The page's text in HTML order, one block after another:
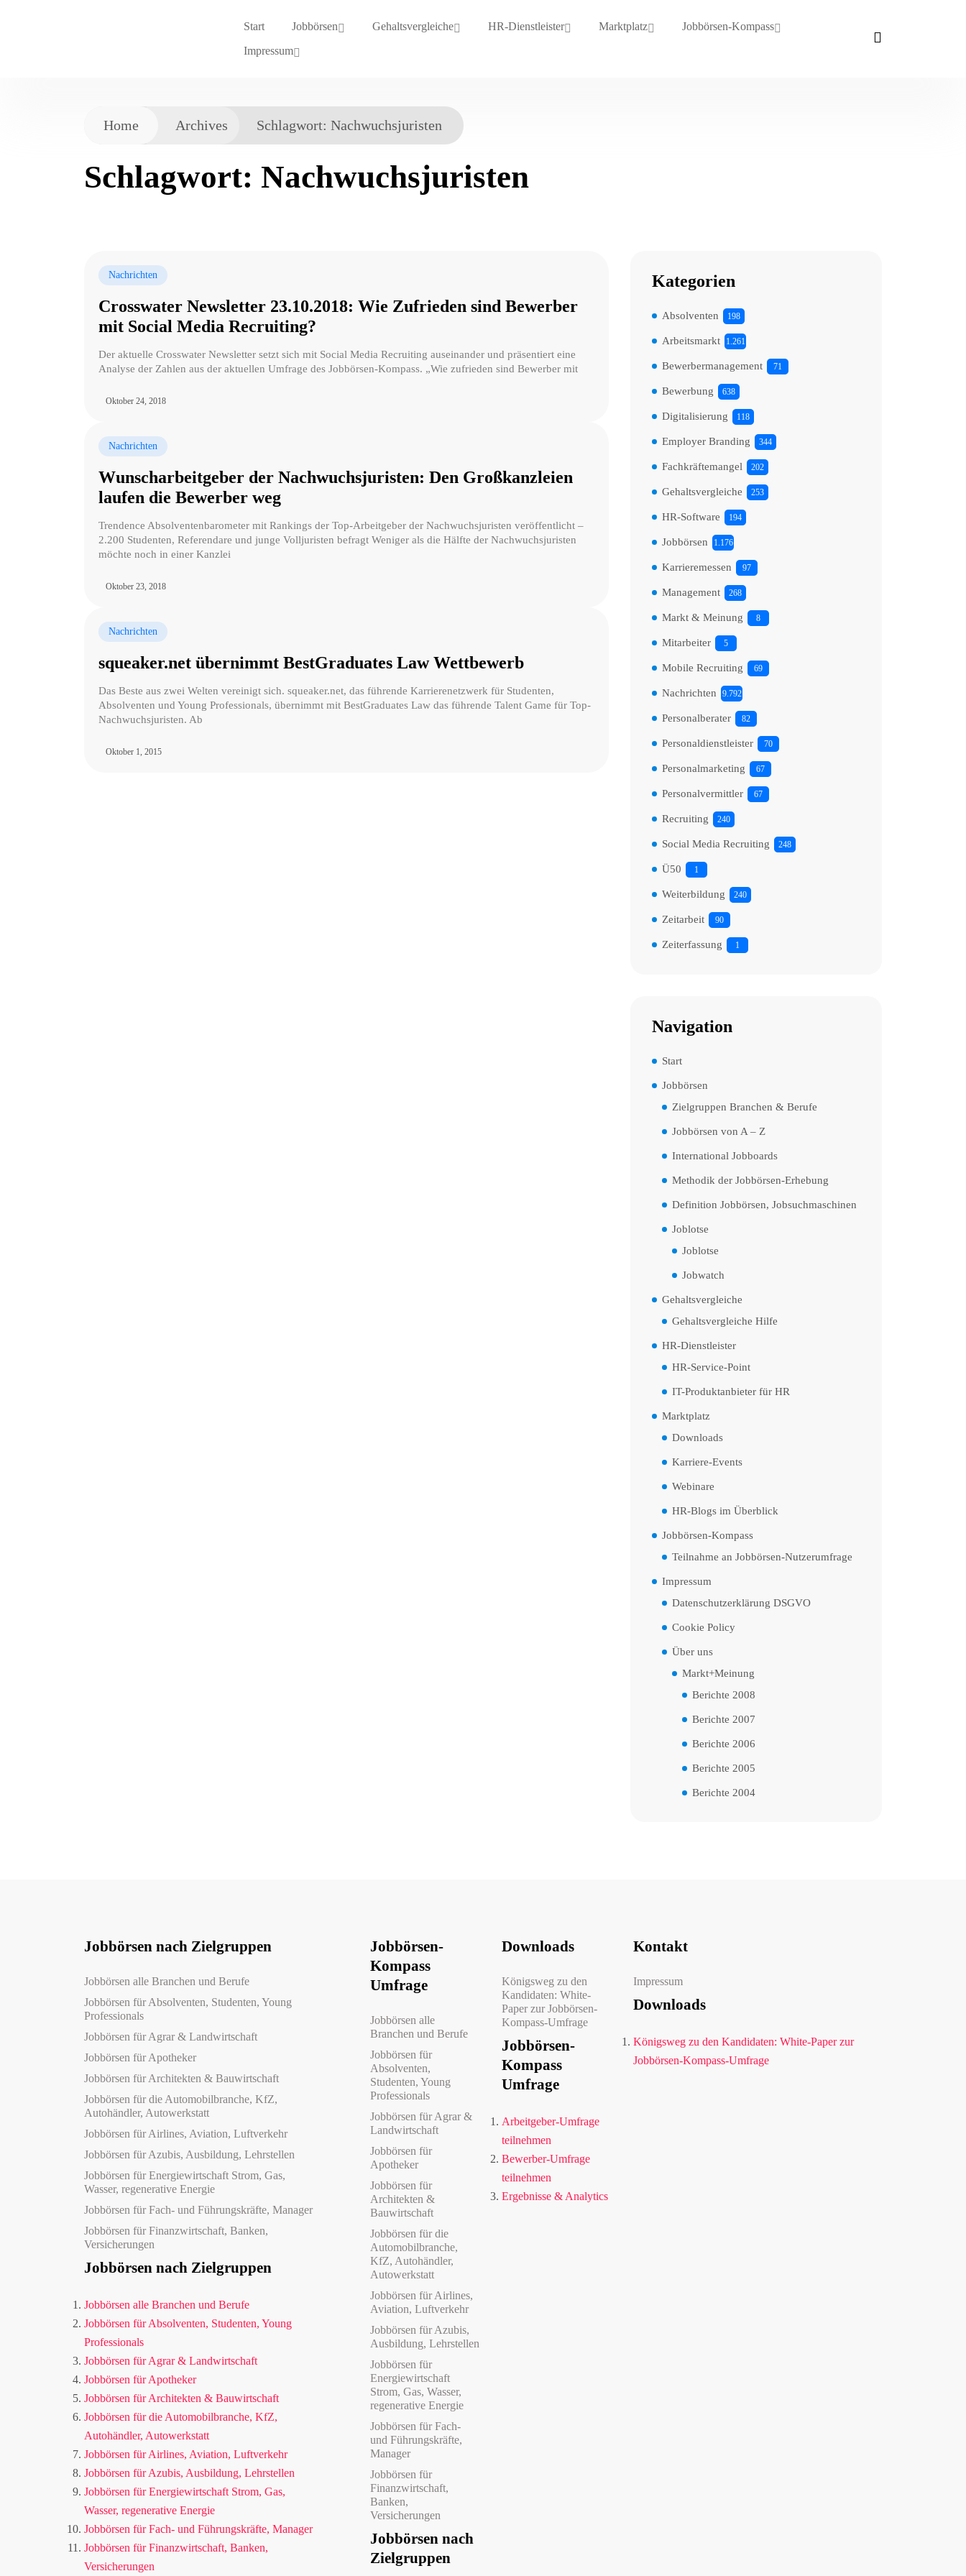
Start Jobbörsen Gehaltsvergleiche HR-Dienstleister Marktplatz
Jobbörsen-Kompass
Impressum
Home Archives Schlagwort: Nachwuchsjuristen
Schlagwort: Nachwuchsjuristen
Nachrichten
Crosswater Newsletter 23.10.2018: Wie Zufrieden sind Bewerber
mit Social Media Recruiting?
Der aktuelle Crosswater Newsletter setzt sich mit Social Media Recruiting auseinander und präsentiert eine
Analyse der Zahlen aus der aktuellen Umfrage des Jobbörsen-Kompass. „Wie zufrieden sind Bewerber mit
Oktober 24, 2018
Nachrichten
Wunscharbeitgeber der Nachwuchsjuristen: Den Großkanzleien
laufen die Bewerber weg
Trendence Absolventenbarometer mit Rankings der Top-Arbeitgeber der Nachwuchsjuristen veröffentlicht –
2.200 Studenten, Referendare und junge Volljuristen befragt Weniger als die Hälfte der Nachwuchsjuristen
möchte noch in einer Kanzlei
Oktober 23, 2018
Nachrichten
squeaker.net übernimmt BestGraduates Law Wettbewerb
Das Beste aus zwei Welten vereinigt sich. squeaker.net, das führende Karrierenetzwerk für Studenten,
Absolventen und Young Professionals, übernimmt mit BestGraduates Law das führende Talent Game für Top-
Nachwuchsjuristen. Ab
Oktober 1, 2015
Kategorien
Absolventen 198
Arbeitsmarkt 1.261
Bewerbermanagement 71
Bewerbung 638
Digitalisierung 118
Employer Branding 344
Fachkräftemangel 202
Gehaltsvergleiche 253
HR-Software 194
Jobbörsen 1.176
Karrieremessen 97
Management 268
Markt & Meinung 8
Mitarbeiter 5
Mobile Recruiting 69
Nachrichten 9.792
Personalberater 82
Personaldienstleister 70
Personalmarketing 67
Personalvermittler 67
Recruiting 240
Social Media Recruiting 248
Ü50 1
Weiterbildung 240
Zeitarbeit 90
Zeiterfassung 1
Navigation
Start
Jobbörsen
Zielgruppen Branchen & Berufe
Jobbörsen von A – Z
International Jobboards
Methodik der Jobbörsen-Erhebung
Definition Jobbörsen, Jobsuchmaschinen
Joblotse
Joblotse
Jobwatch
Gehaltsvergleiche
Gehaltsvergleiche Hilfe
HR-Dienstleister
HR-Service-Point
IT-Produktanbieter für HR
Marktplatz
Downloads
Karriere-Events
Webinare
HR-Blogs im Überblick
Jobbörsen-Kompass
Teilnahme an Jobbörsen-Nutzerumfrage
Impressum
Datenschutzerklärung DSGVO
Cookie Policy
Über uns
Markt+Meinung
Berichte 2008
Berichte 2007
Berichte 2006
Berichte 2005
Berichte 2004
Jobbörsen nach Zielgruppen
Jobbörsen alle Branchen und Berufe
Jobbörsen für Absolventen, Studenten, Young
Professionals
Jobbörsen für Agrar & Landwirtschaft
Jobbörsen für Apotheker
Jobbörsen für Architekten & Bauwirtschaft
Jobbörsen für die Automobilbranche, KfZ,
Autohändler, Autowerkstatt
Jobbörsen für Airlines, Aviation, Luftverkehr
Jobbörsen für Azubis, Ausbildung, Lehrstellen
Jobbörsen für Energiewirtschaft Strom, Gas,
Wasser, regenerative Energie
Jobbörsen für Fach- und Führungskräfte, Manager
Jobbörsen für Finanzwirtschaft, Banken,
Versicherungen
Jobbörsen nach Zielgruppen
Jobbörsen alle Branchen und Berufe
Jobbörsen für Absolventen, Studenten, Young
Professionals
Jobbörsen für Agrar & Landwirtschaft
Jobbörsen für Apotheker
Jobbörsen für Architekten & Bauwirtschaft
Jobbörsen für die Automobilbranche, KfZ,
Autohändler, Autowerkstatt
Jobbörsen für Airlines, Aviation, Luftverkehr
Jobbörsen für Azubis, Ausbildung, Lehrstellen
Jobbörsen für Energiewirtschaft Strom, Gas,
Wasser, regenerative Energie
Jobbörsen für Fach- und Führungskräfte, Manager
Jobbörsen für Finanzwirtschaft, Banken,
Versicherungen
Jobbörsen-
Kompass
Umfrage
Jobbörsen alle
Branchen und Berufe
Jobbörsen für
Absolventen,
Studenten, Young
Professionals
Jobbörsen für Agrar &
Landwirtschaft
Jobbörsen für
Apotheker
Jobbörsen für
Architekten &
Bauwirtschaft
Jobbörsen für die
Automobilbranche,
KfZ, Autohändler,
Autowerkstatt
Jobbörsen für Airlines,
Aviation, Luftverkehr
Jobbörsen für Azubis,
Ausbildung, Lehrstellen
Jobbörsen für
Energiewirtschaft
Strom, Gas, Wasser,
regenerative Energie
Jobbörsen für Fach-
und Führungskräfte,
Manager
Jobbörsen für
Finanzwirtschaft,
Banken,
Versicherungen
Jobbörsen nach
Zielgruppen
Downloads
Königsweg zu den
Kandidaten: White-
Paper zur Jobbörsen-
Kompass-Umfrage
Jobbörsen-
Kompass
Umfrage
Arbeitgeber-Umfrage
teilnehmen
Bewerber-Umfrage
teilnehmen
Ergebnisse & Analytics
Kontakt
Impressum
Downloads
Königsweg zu den Kandidaten: White-Paper zur
Jobbörsen-Kompass-Umfrage